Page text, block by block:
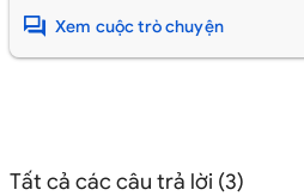
Xem cuộc trò chuyện
Tất cả các câu trả lời (3)